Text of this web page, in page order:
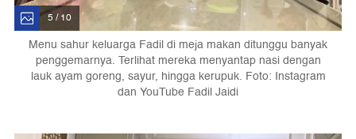
5 / 10
Menu sahur keluarga Fadil di meja makan ditunggu banyak
penggemarnya. Terlihat mereka menyantap nasi dengan
lauk ayam goreng, sayur, hingga kerupuk. Foto: Instagram
dan YouTube Fadil Jaidi